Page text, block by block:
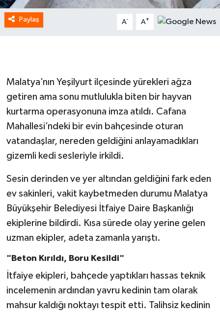
Paylaş A- A+
Malatya’nın Yeşilyurt ilçesinde yürekleri ağza
getiren ama sonu mutlulukla biten bir hayvan
kurtarma operasyonuna imza atıldı. Cafana
Mahallesi’ndeki bir evin bahçesinde oturan
vatandaşlar, nereden geldiğini anlayamadıkları
gizemli kedi sesleriyle irkildi.
Sesin derinden ve yer altından geldiğini fark eden
ev sakinleri, vakit kaybetmeden durumu Malatya
Büyükşehir Belediyesi İtfaiye Daire Başkanlığı
ekiplerine bildirdi. Kısa sürede olay yerine gelen
uzman ekipler, adeta zamanla yarıştı.
"Beton Kırıldı, Boru Kesildi"
İtfaiye ekipleri, bahçede yaptıkları hassas teknik
incelemenin ardından yavru kedinin tam olarak
mahsur kaldığı noktayı tespit etti. Talihsiz kedinin